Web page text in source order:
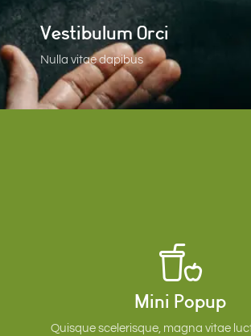
Vestibulum Orci
Nulla vitae dapibus
Mini Popup
Quisque scelerisque, magna vitae